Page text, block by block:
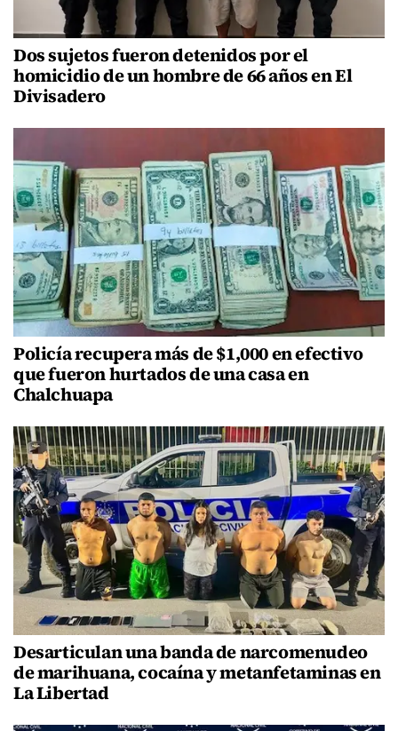
Dos sujetos fueron detenidos por el
homicidio de un hombre de 66 años en El
Divisadero
Policía recupera más de $1,000 en efectivo
que fueron hurtados de una casa en
Chalchuapa
Desarticulan una banda de narcomenudeo
de marihuana, cocaína y metanfetaminas en
La Libertad